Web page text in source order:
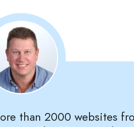
than 2000 websites